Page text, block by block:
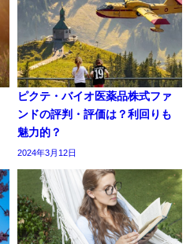
ピクテ・バイオ医薬品株式ファ
ンドの評判・評価は？利回りも
魅力的？
2024年3月12日